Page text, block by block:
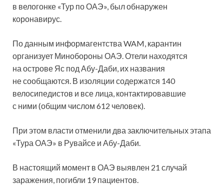
в велогонке «Тур по ОАЭ», был обнаружен
коронавирус.
По данным информагентства WAM, карантин
организует Минобороны ОАЭ. Отели находятся
на острове Яс под Абу-Даби, их названия
не сообщаются. В изоляции содержатся 140
велосипедистов и все лица, контактировавшие
с ними (общим числом 612 человек).
При этом власти отменили два заключительных этапа
«Тура ОАЭ» в Рувайсе и Абу-Даби.
В настоящий момент в ОАЭ выявлен 21 случай
заражения, погибли 19 пациентов.